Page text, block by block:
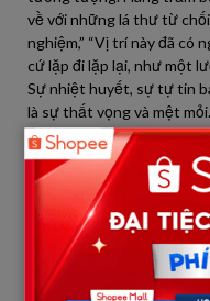
về với những lá thư từ
nghiệm,” “Vị trí này đã có
cứ lặp đi lặp lại, như một
Sự nhiệt huyết, sự tự tin
là sự thất vọng và mệt mỏi.
Khải trở thành một người
phòng trọ chật hẹp,
thường xuyên hơn. Điện
bố mẹ gọi lên hỏi thăm,
không dám ra ngoài
mặt với những câu hỏi về
trong lòng, biến thành